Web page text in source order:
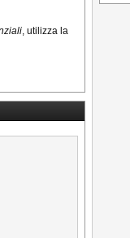
, utilizza la